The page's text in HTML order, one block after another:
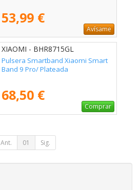
53,99 €
Avísame
XIAOMI - BHR8715GL
Pulsera Smartband Xiaomi Smart
Band 9 Pro/ Plateada
68,50 €
Comprar
Ant. 01 Sig.